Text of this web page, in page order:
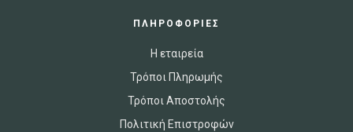
ΠΛΗΡΟΦΟΡΙΕΣ
Η εταιρεία
Τρόποι Πληρωμής
Τρόποι Αποστολής
Πολιτική Επιστροφών